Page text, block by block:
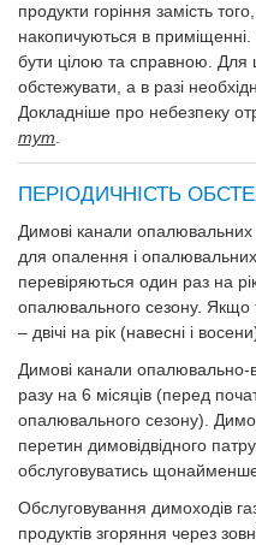
продукти горіння замість
накопичуються в
бути цілою та справною. Для
обстежувати, а в разі
Докладніше про небезпеку
тут.
ПЕРІОДИЧНІСТЬ
Димові канали опалювальних
для опалення і
перевіряються один раз на
опалювального сезону. Якщо
– двічі на рік (навесні і
Димові канали
разу на 6 місяців (перед
опалювального сезону).
перетин димовідвідного
обслуговуватись щонайменше
Обслуговування димоходів
продуктів згоряння через